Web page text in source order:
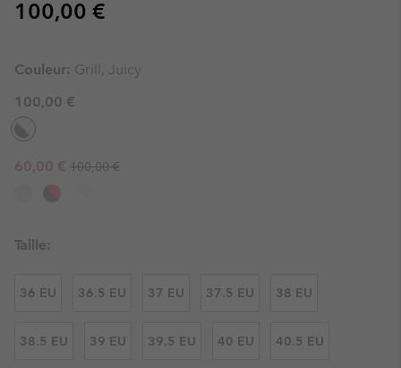
Regular price:
100,00 €
Couleur: Grill, Juicy
100,00 €
Sale price:
60,00 € Regular price:
100,00 €
Taille:
36 EU 36.5 EU 37 EU 37.5 EU 38 EU
38.5 EU 39 EU 39.5 EU 40 EU 40.5 EU